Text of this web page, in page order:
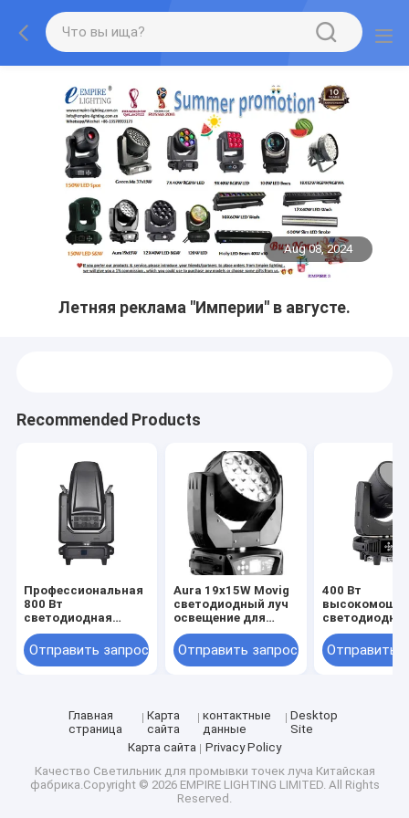
Aug 08, 2024
Летняя реклама "Империи" в августе.
Recommended Products
Профессиональная
800 Вт
светодиодная
движущаяся
голова с цветовой
анимацией и
Отправить запрос
Aura 19x15W Movig
светодиодный луч
освещение для
сцены
Отправить запрос
400 Вт
промывкой
Отправить
Главная
страница
Карта
сайта
контактные
данные
Desktop
Site
Карта сайта
Privacy Policy
Качество Светильник для промывки точек луча Китайская
фабрика.Copyright © 2026 EMPIRE LIGHTING LIMITED. All Rights
Reserved.